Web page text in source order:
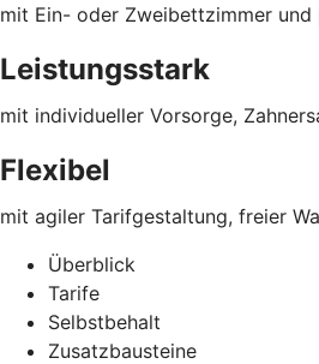
mit Ein- oder Zweibettzimmer
Leistungsstark
mit individueller Vorsorge,
Flexibel
mit agiler Tarifgestaltung, freier
Überblick
Tarife
Selbstbehalt
Zusatzbausteine